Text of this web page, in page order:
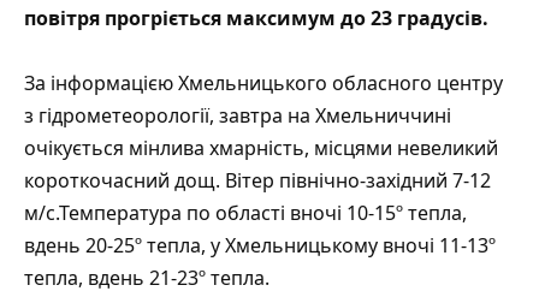
повітря прогріється максимум до 23 градусів.
За інформацієюХмельницького обласного центру
з гідрометеорології, завтра на Хмельниччині
очікується мінлива хмарність, місцями невеликий
короткочасний дощ. Вітер північно-західний 7-12
м/с.Температура по області вночі 10-15º тепла,
вдень 20-25º тепла, у Хмельницькому вночі 11-13º
тепла, вдень 21-23º тепла.